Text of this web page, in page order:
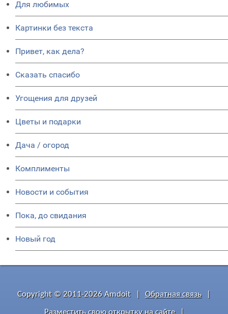
Для любимых
Картинки без текста
Привет, как дела?
Сказать спасибо
Угощения для друзей
Цветы и подарки
Дача / огород
Комплименты
Новости и события
Пока, до свидания
Новый год
Copyright © 2011-2026 Amdoit Обратная связь
Разместить свою открытку на сайте